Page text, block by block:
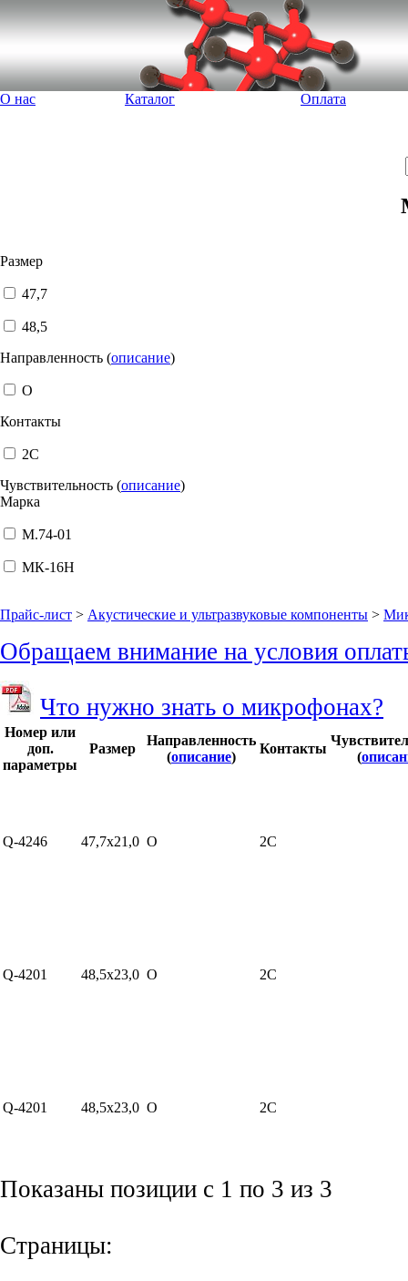
О нас Каталог Оплата
Размер
47,7
48,5
Направленность (описание)
O
Контакты
2C
Чувствительность (описание)
Марка
М.74-01
МК-16Н
Прайс-лист > Акустические и ультразвуковые компоненты >
Обращаем внимание на условия
Что нужно знать о микрофонах?
Номер или
доп.
параметры
Размер
Направленность
(описание)
Контакты
(
Q-4246 47,7x21,0 O 2C
Q-4201 48,5x23,0 O 2C
Q-4201 48,5x23,0 O 2C
Показаны позиции с 1 по 3 из 3
Страницы: